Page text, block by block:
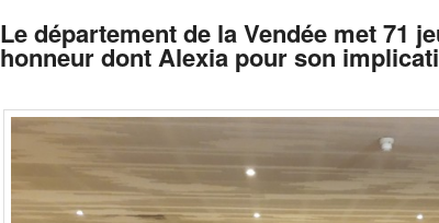
Le département de la Vendée met 71
honneur dont Alexia pour son